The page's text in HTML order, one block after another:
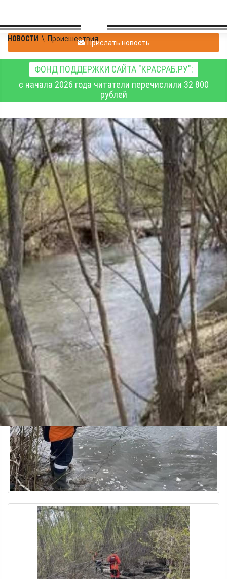
НОВОСТИ \ ПроисшествияПрислать новость
ФОНД ПОДДЕРЖКИ САЙТА "КРАСРАБ.РУ":
с начала 2026 года читатели перечислили 32 800
рублей
Вчера краевые
спасатели были
задействованы в трёх
поисковых операциях
Происшествия
21.05.2026 14:38
499